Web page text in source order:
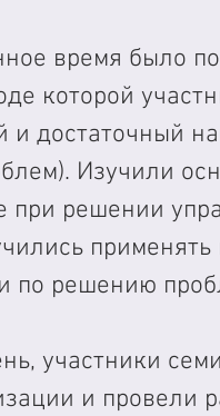
время было
которой
и достаточный
Изучили
при решении
по решению
участники
и провели